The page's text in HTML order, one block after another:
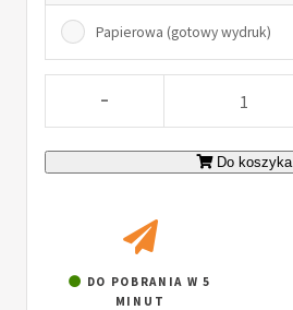
Papierowa (gotowy wydruk)
-
Do koszyka
DO POBRANIA W 5
MINUT